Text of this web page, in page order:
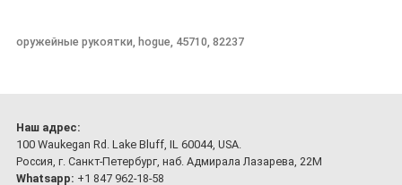
оружейные рукоятки, hogue, 45710, 82237
Наш адрес:
100 Waukegan Rd. Lake Bluff, IL 60044, USA.
Россия, г. Санкт-Петербург, наб. Адмирала Лазарева, 22М
Whatsapp: +1 847 962-18-58